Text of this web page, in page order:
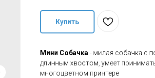
Купить
Мини Собачка- милая собачка с
длинным хвостом, умеет
многоцветном принтере